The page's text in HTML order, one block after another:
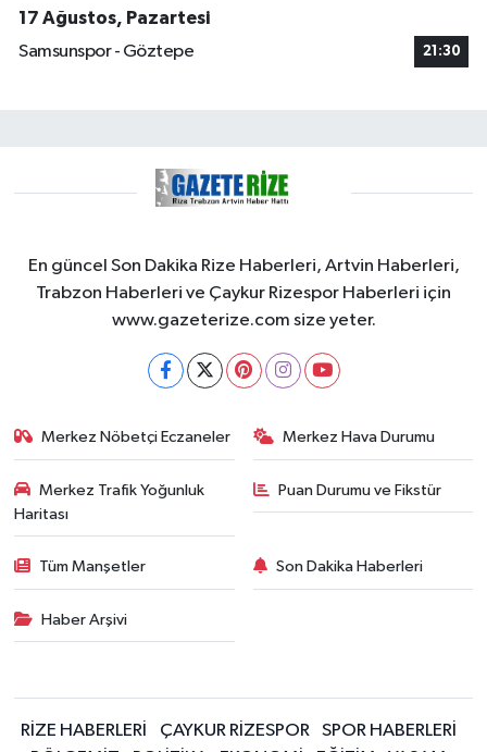
17 Ağustos, Pazartesi
Samsunspor - Göztepe
21:30
En güncel Son Dakika Rize Haberleri, Artvin Haberleri,
Trabzon Haberleri ve Çaykur Rizespor Haberleri için
www.gazeterize.com size yeter.
Merkez Nöbetçi Eczaneler Merkez Hava Durumu
Merkez Trafik Yoğunluk
Haritası
Puan Durumu ve Fikstür
Tüm Manşetler Son Dakika Haberleri
Haber Arşivi
RİZE HABERLERİ ÇAYKUR RİZESPOR
SPOR HABERLERİ